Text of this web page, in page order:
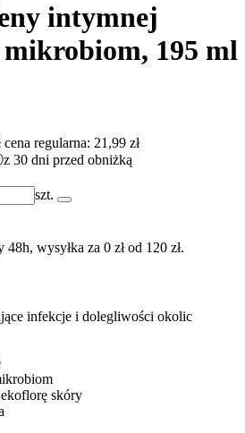
intymnej
195 ml
cena regularna: 21,99 zł
z 30 dni przed obniżką
szt.
wysyłka za 0 zł od 120 zł.
infekcje i dolegliwości okolic
skóry